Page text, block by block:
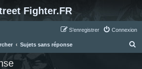
Fighter.FR
Connexion
S’enregistrer
Sujets sans réponse